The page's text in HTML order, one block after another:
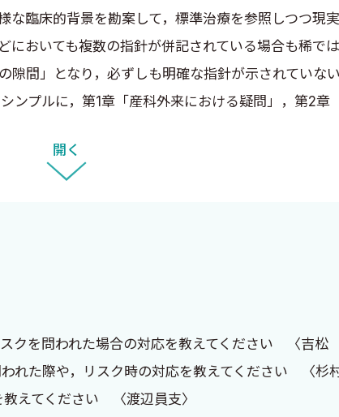
臨床的背景を勘案して，標準治療を参照しつつ現
おいても複数の指針が併記されている場合も稀では
間」となり，必ずしも明確な指針が示されていな
ンプルに，第1章「産科外来における疑問」，第2章
場の医師の皆様へのメッセージを稿末に記載して
ている皆様のお役に立てることを祈念致しておりま
開く
クを問われた場合の対応を教えてください 〈吉松
れた際や，リスク時の対応を教えてください 〈杉
えてください 〈渡辺員支〉